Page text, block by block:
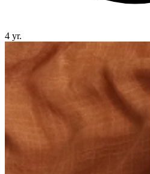
4 yr.